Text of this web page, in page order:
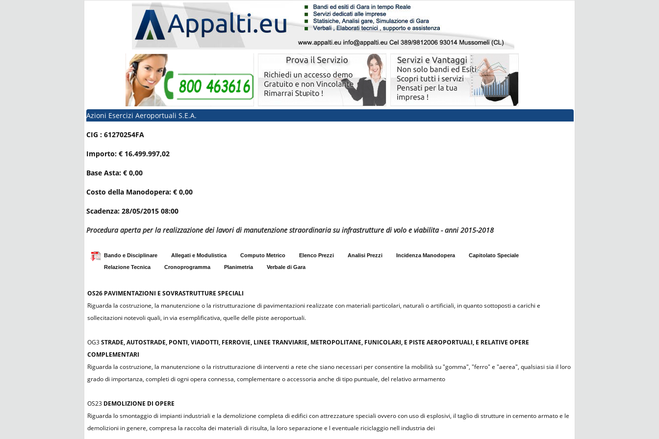
Azioni Esercizi Aeroportuali S.E.A.
CIG : 61270254FA
Importo: € 16.499.997,02
Base Asta: € 0,00
Costo della Manodopera: € 0,00
Scadenza: 28/05/2015 08:00
Procedura aperta per la realizzazione dei lavori di manutenzione straordinaria su infrastrutture di volo e viabilita - anni 2015-2018
Bando e Disciplinare Allegati e Modulistica Computo Metrico Elenco Prezzi Analisi Prezzi Incidenza Manodopera
Capitolato Speciale
Relazione Tecnica
Cronoprogramma Planimetria Verbale di Gara
OS26 PAVIMENTAZIONI E SOVRASTRUTTURE SPECIALI
Riguarda la costruzione, la manutenzione o la ristrutturazione di pavimentazioni realizzate con materiali particolari, naturali o artificiali, in quanto sottoposti a carichi e
sollecitazioni notevoli quali, in via esemplificativa, quelle delle piste aeroportuali.
OG3STRADE, AUTOSTRADE, PONTI, VIADOTTI, FERROVIE, LINEE TRANVIARIE, METROPOLITANE, FUNICOLARI, E PISTE AEROPORTUALI, E RELATIVE OPERE
COMPLEMENTARI
Riguarda la costruzione, la manutenzione o la ristrutturazione di interventi a rete che siano necessari per consentire la mobilità su "gomma", "ferro" e "aerea", qualsiasi sia il loro
grado di importanza, completi di ogni opera connessa, complementare o accessoria anche di tipo puntuale, del relativo armamento
OS23 DEMOLIZIONE DI OPERE
Riguarda lo smontaggio di impianti industriali e la demolizione completa di edifici con attrezzature speciali ovvero con uso di esplosivi, il taglio di strutture in cemento armato e le
demolizioni in genere, compresa la raccolta dei materiali di risulta, la loro separazione e l eventuale riciclaggio nell industria dei